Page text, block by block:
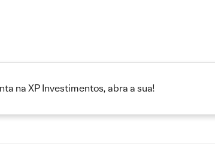
na XP Investimentos, abra a sua!